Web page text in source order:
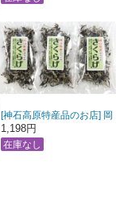
[神石高原特産品のお店] 岡
山県産きくらげスライス
20ｇ 3袋入り 送料無料
1,198円